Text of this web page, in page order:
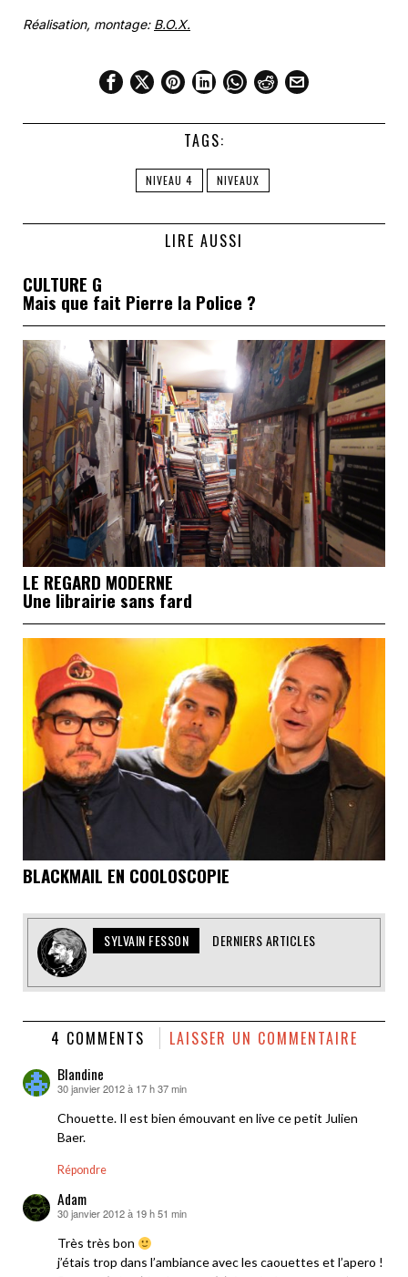
Réalisation, montage: B.O.X.
TAGS:
NIVEAU 4 NIVEAUX
LIRE AUSSI
CULTURE G
Mais que fait Pierre la Police ?
LE REGARD MODERNE
Une librairie sans fard
BLACKMAIL EN COOLOSCOPIE
SYLVAIN FESSON DERNIERS ARTICLES
4 COMMENTS LAISSER UN COMMENTAIRE
Blandine
dit :
30 janvier 2012 à 17 h 37 min
Chouette. Il est bien émouvant en live ce petit Julien
Baer.
Répondre
Adam
dit :
30 janvier 2012 à 19 h 51 min
Très très bon
j’étais trop dans l’ambiance avec les caouettes et l’apero !